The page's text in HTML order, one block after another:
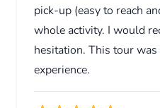
pick-up (easy to reach
whole activity. I would
hesitation. This tour
experience.